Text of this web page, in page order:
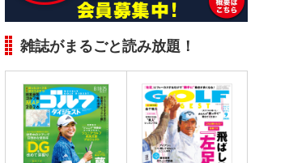
雑誌がまるごと読み放題！